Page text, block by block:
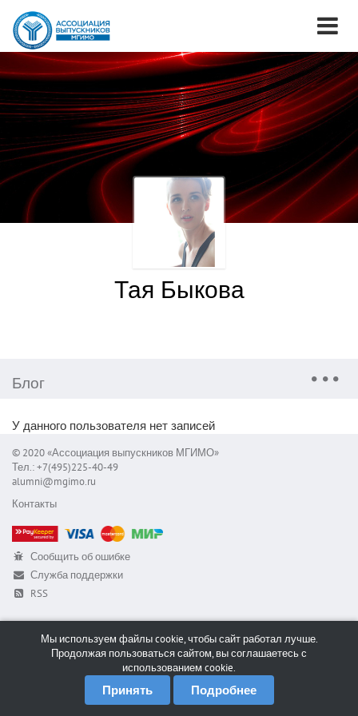
Тая Быкова
Блог
У данного пользователя нет записей
© 2020 «Ассоциация выпускников МГИМО»
Тел.: +7(495)225-40-49
alumni@mgimo.ru
Контакты
Сообщить об ошибке
Служба поддержки
RSS
Мы используем файлы cookie, чтобы сайт работал лучше.
Продолжая пользоваться сайтом, вы соглашаетесь с
использованием cookie.
Принять Подробнее